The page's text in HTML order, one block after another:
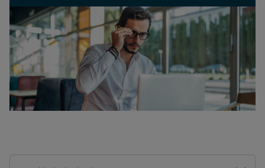
UMA
NOVA
ABA)